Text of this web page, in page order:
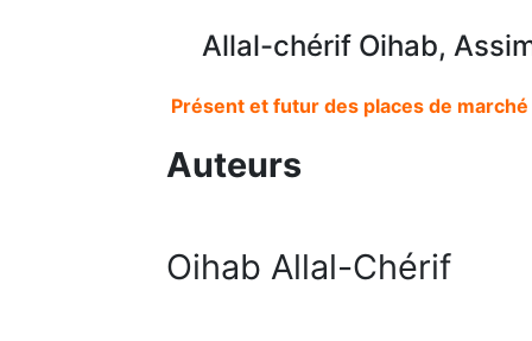
Allal-chérif Oihab,
Présent et futur des places de
Auteurs
Oihab Allal-Chérif